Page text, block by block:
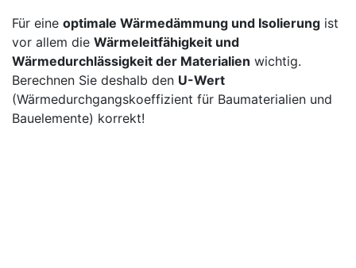
Für eine optimale Wärmedämmung und Isolierung ist
vor allem die Wärmeleitfähigkeit und
Wärmedurchlässigkeit der Materialien wichtig.
Berechnen Sie deshalb den U-Wert
(Wärmedurchgangskoeffizient für Baumaterialien und
Bauelemente) korrekt!